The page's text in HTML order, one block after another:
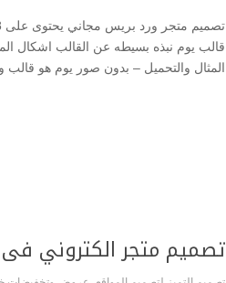
قالب يوم نبذه بسيطه عن القالب اشكال
المثال والتحميل – بدون صور يوم هو
تصميم متجر الكتروني فى